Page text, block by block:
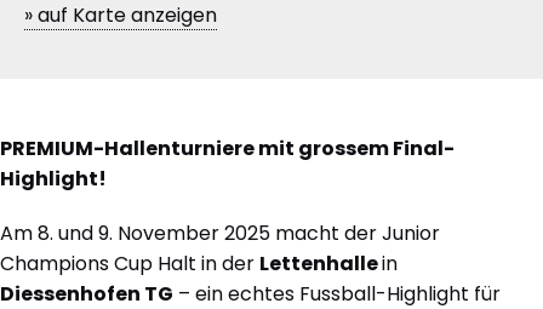
» auf Karte anzeigen
PREMIUM-Hallenturniere mit grossem Final-
Highlight!
Am 8. und 9. November 2025 macht der Junior
Champions Cup Halt in der Lettenhallein
Diessenhofen TG – ein echtes Fussball-Highlight für